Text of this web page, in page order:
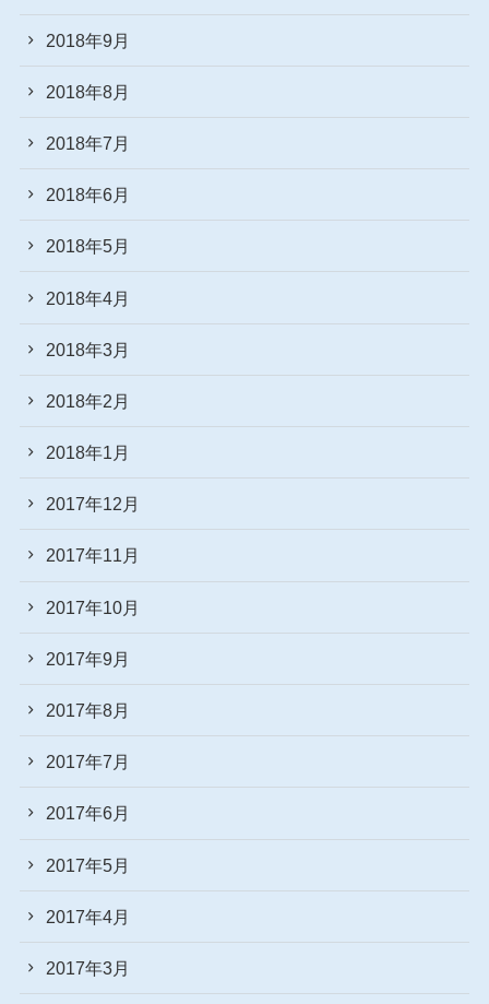
2018年9月
2018年8月
2018年7月
2018年6月
2018年5月
2018年4月
2018年3月
2018年2月
2018年1月
2017年12月
2017年11月
2017年10月
2017年9月
2017年8月
2017年7月
2017年6月
2017年5月
2017年4月
2017年3月